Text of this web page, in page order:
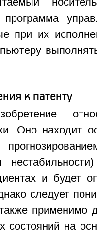
программа
при их
к патенту
Оно находит
и будет
следует
применимо
состояний на